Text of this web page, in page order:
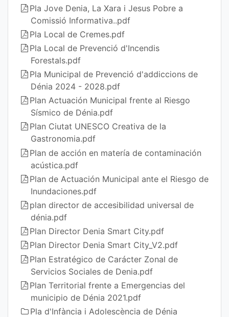
Pla Jove Denia, La Xara i Jesus Pobre a
Comissió Informativa..pdf
Pla Local de Cremes.pdf
Pla Local de Prevenció d'Incendis
Forestals.pdf
Pla Municipal de Prevenció d'addiccions de
Dénia 2024 - 2028.pdf
Plan Actuación Municipal frente al Riesgo
Sísmico de Dénia.pdf
Plan Ciutat UNESCO Creativa de la
Gastronomia.pdf
Plan de acción en matería de contaminación
acústica.pdf
Plan de Actuación Municipal ante el Riesgo de
Inundaciones.pdf
plan director de accesibilidad universal de
dénia.pdf
Plan Director Denia Smart City.pdf
Plan Director Denia Smart City_V2.pdf
Plan Estratégico de Carácter Zonal de
Servicios Sociales de Denia.pdf
Plan Territorial frente a Emergencias del
municipio de Dénia 2021.pdf
Pla d'Infància i Adolescència de Dénia